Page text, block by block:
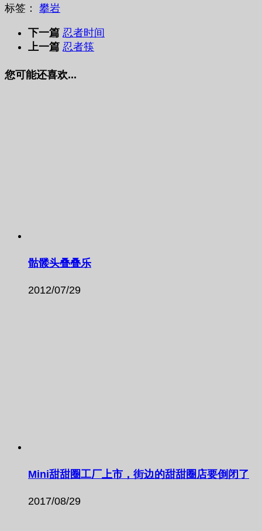
标签： 攀岩
下一篇 忍者时间
上一篇 忍者筷
您可能还喜欢...
骷髅头叠叠乐
2012/07/29
Mini甜甜圈工厂上市，街边的甜甜圈店要倒闭了
2017/08/29